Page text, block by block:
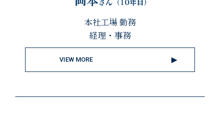
本社工場 勤務
経理・事務
VIEW MORE